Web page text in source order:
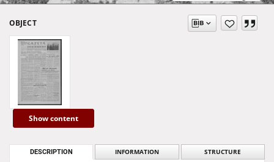
OBJECT
Show content
DESCRIPTION INFORMATION STRUCTURE